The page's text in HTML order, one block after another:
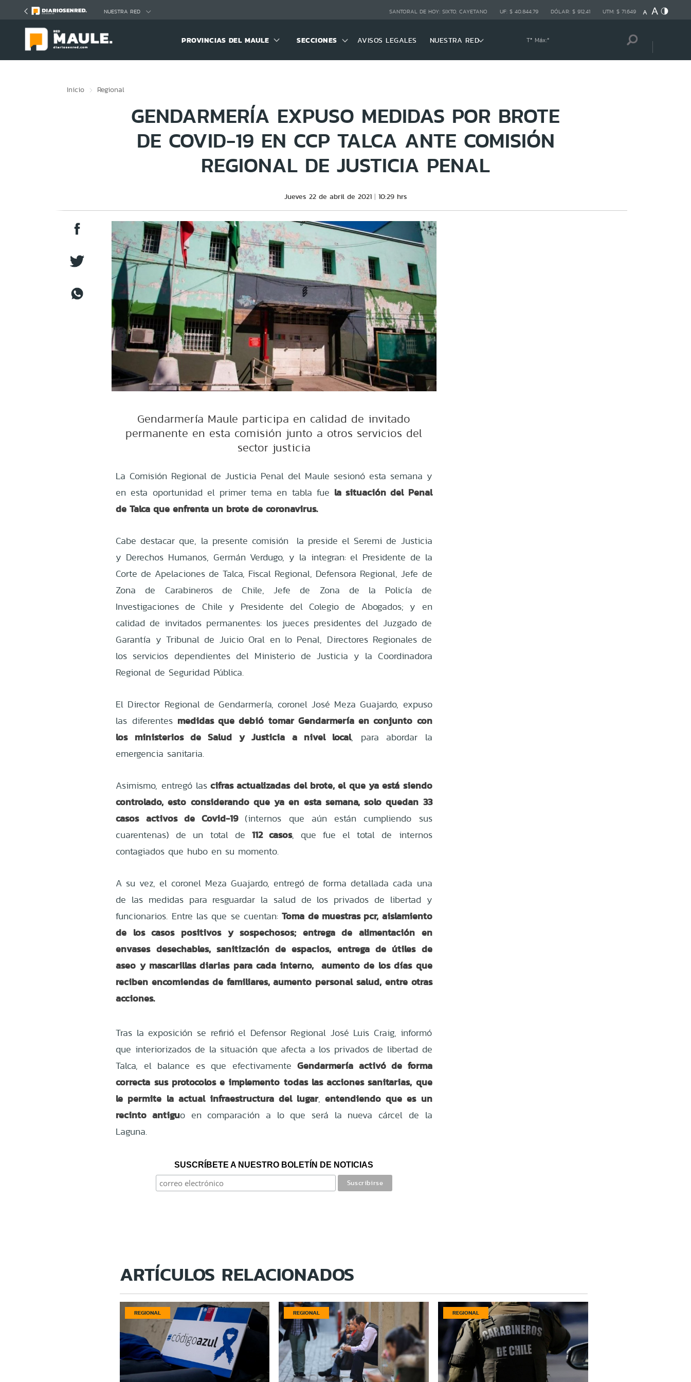
NUESTRA RED SANTORAL DE HOY: SIXTO, CAYETANO UF: $ 40.844,79 DÓLAR: $ 912,41 UTM: $ 71.649
PROVINCIAS DEL MAULE SECCIONES AVISOS LEGALES NUESTRA RED Tª Máx:º
Inicio Regional
GENDARMERÍA EXPUSO MEDIDAS POR BROTE
DE COVID-19 EN CCP TALCA ANTE COMISIÓN
REGIONAL DE JUSTICIA PENAL
Jueves 22 de abril de 2021 10:29 hrs
Gendarmería Maule participa en calidad de invitado
permanente en esta comisión junto a otros servicios del
sector justicia
La Comisión Regional de Justicia Penal del Maule sesionó esta semana y
en esta oportunidad el primer tema en tabla fue la situación del Penal
de Talca que enfrenta un brote de coronavirus.
Cabe destacar que, la presente comisión la preside el Seremi de Justicia
y Derechos Humanos, Germán Verdugo, y la integran: el Presidente de la
Corte de Apelaciones de Talca, Fiscal Regional, Defensora Regional, Jefe de
Zona de Carabineros de Chile, Jefe de Zona de la Policía de
Investigaciones de Chile y Presidente del Colegio de Abogados; y en
calidad de invitados permanentes: los jueces presidentes del Juzgado de
Garantía y Tribunal de Juicio Oral en lo Penal, Directores Regionales de
los servicios dependientes del Ministerio de Justicia y la Coordinadora
Regional de Seguridad Pública.
El Director Regional de Gendarmería, coronel José Meza Guajardo, expuso
las diferentes medidas que debió tomar Gendarmería en conjunto con
los ministerios de Salud y Justicia a nivel local, para abordar la
emergencia sanitaria.
Asimismo, entregó lascifras actualizadas del brote, el que ya está siendo
controlado, esto considerando que ya en esta semana, solo quedan 33
casos activos de Covid-19 (internos que aún están cumpliendo sus
cuarentenas) de un total de 112 casos, que fue el total de internos
contagiados que hubo en su momento.
A su vez, el coronel Meza Guajardo, entregó de forma detallada cada una
de las medidas para resguardar la salud de los privados de libertad y
funcionarios. Entre las que se cuentan:Toma de muestras pcr, aislamiento
de los casos positivos y sospechosos; entrega de alimentación en
envases desechables, sanitización de espacios, entrega de útiles de
aseo y mascarillas diarias para cada interno, aumento de los días que
reciben encomiendas de familiares, aumento personal salud, entre otras
acciones.
Tras la exposición se refirió el Defensor Regional José Luis Craig, informó
que interiorizados de la situación que afecta a los privados de libertad de
Talca, el balance es que efectivamenteGendarmería activó de forma
correcta sus protocolos e implemento todas las acciones sanitarias, que
le permite la actual infraestructura del lugar, entendiendo que es un
recinto antiguo en comparación a lo que será la nueva cárcel de la
Laguna.
SUSCRÍBETE A NUESTRO BOLETÍN DE NOTICIAS
ARTÍCULOS RELACIONADOS
REGIONAL REGIONAL REGIONAL